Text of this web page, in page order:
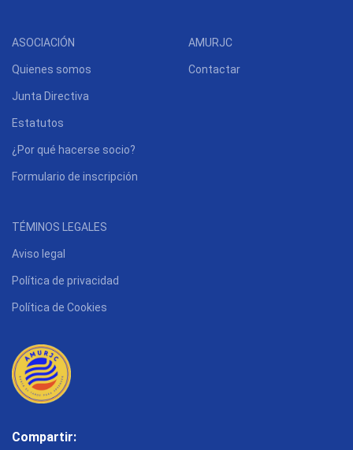
ASOCIACIÓN
Quienes somos
Junta Directiva
Estatutos
¿Por qué hacerse socio?
Formulario de inscripción
AMURJC
Contactar
TÉMINOS LEGALES
Aviso legal
Política de privacidad
Política de Cookies
Compartir: